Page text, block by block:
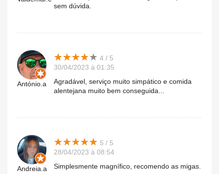
sem dúvida.
António.a
★★★★★
★★★★★ 4 / 5
30/04/2023 à 01:35
Agradável, serviço muito simpático e comida
alentejana muito bem conseguida...
Andreia.a
★★★★★
★★★★★ 5 / 5
28/04/2023 à 08:54
Simplesmente magnífico, recomendo as migas.